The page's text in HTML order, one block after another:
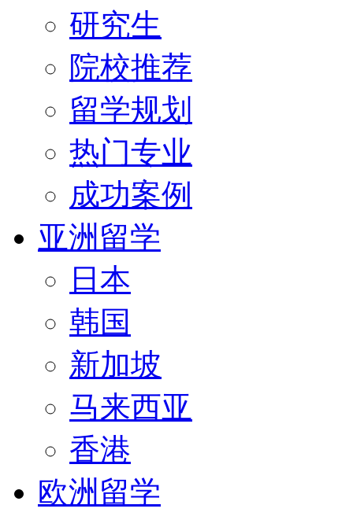
研究生
院校推荐
留学规划
热门专业
成功案例
亚洲留学
日本
韩国
新加坡
马来西亚
香港
欧洲留学